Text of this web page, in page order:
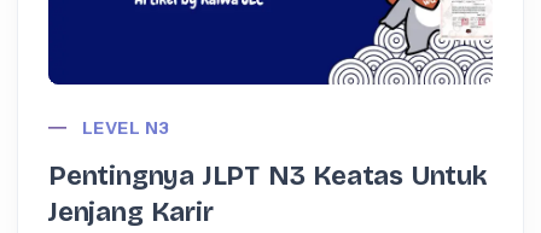
LEVEL N3
Pentingnya JLPT N3 Keatas Untuk
Jenjang Karir